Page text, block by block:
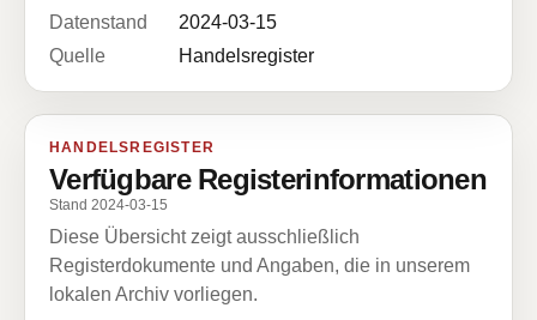
Datenstand
2024-03-15
Quelle
Handelsregister
HANDELSREGISTER
Verfügbare Registerinformationen
Stand 2024-03-15
Diese Übersicht zeigt ausschließlich
Registerdokumente und Angaben, die in unserem
lokalen Archiv vorliegen.